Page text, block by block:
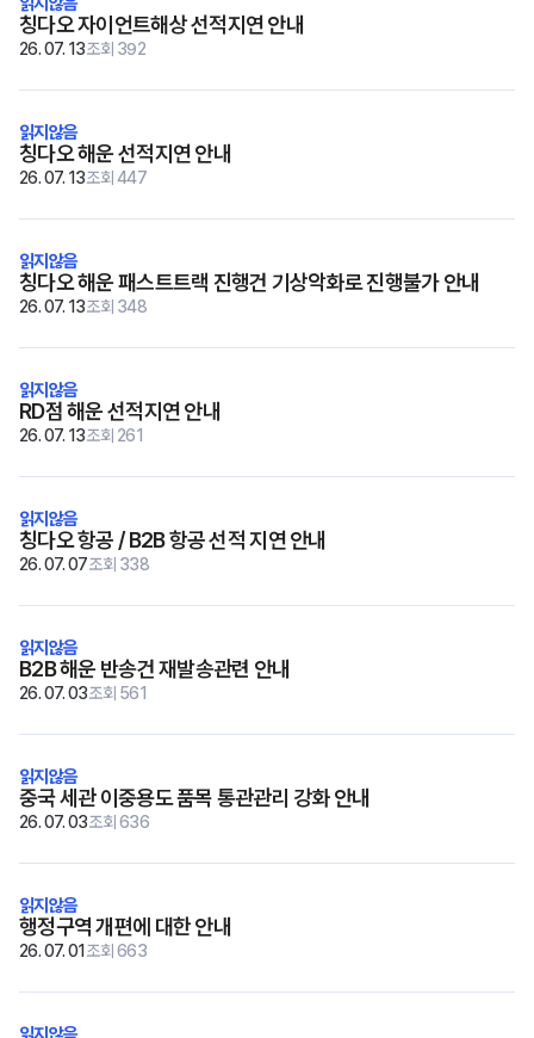
칭다오 자이언트해상 선적지연 안내
26. 07. 13조회 392
칭다오 해운 선적지연 안내
26. 07. 13조회 447
칭다오 해운 패스트트랙 진행건 기상악화로 진행불가 안내
26. 07. 13조회 348
RD점 해운 선적지연 안내
26. 07. 13조회 261
칭다오 항공 / B2B 항공 선적 지연 안내
26. 07. 07조회 338
B2B 해운 반송건 재발송관련 안내
26. 07. 03조회 561
중국 세관 이중용도 품목 통관관리 강화 안내
26. 07. 03조회 636
행정구역 개편에 대한 안내
26. 07. 01조회 663